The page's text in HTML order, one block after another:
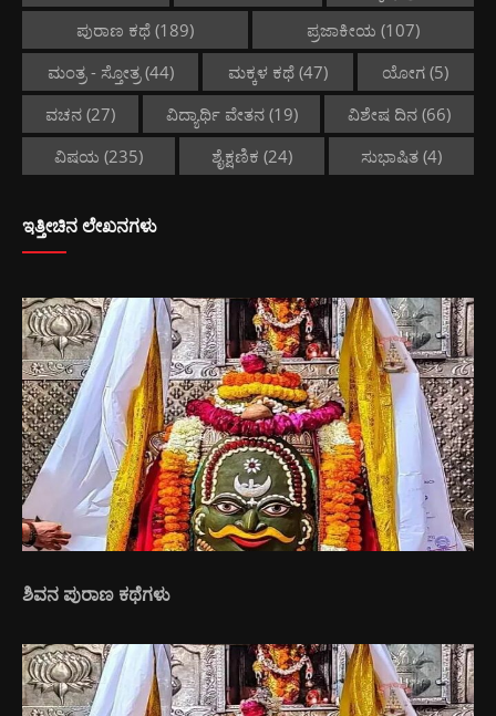
ಪುರಾಣ ಕಥೆ (189) ಪ್ರಜಾಕೀಯ (107)
ಮಂತ್ರ - ಸ್ತೋತ್ರ(44) ಮಕ್ಕಳ ಕಥೆ(47) ಯೋಗ (5)
ವಚನ(27) ವಿದ್ಯಾರ್ಥಿ ವೇತನ(19) ವಿಶೇಷ ದಿನ (66)
ವಿಷಯ (235) ಶೈಕ್ಷಣಿಕ (24) ಸುಭಾಷಿತ (4)
ಇತ್ತೀಚಿನ ಲೇಖನಗಳು
ಶಿವನ ಪುರಾಣ ಕಥೆಗಳು